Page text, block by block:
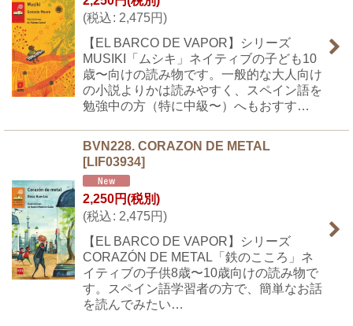
(税込: 2,475円)
【EL BARCO DE VAPOR】シリーズ
MUSIKI「ムシキ」ネイティブの子ども10
歳〜向けの読み物です。一般的な大人向け
の小説よりかは読みやすく、スペイン語を
勉強中の方（特に中級〜）へもおすす…
BVN228. CORAZON DE METAL
[LIF03934]
2,250円(税別)
(税込: 2,475円)
【EL BARCO DE VAPOR】シリーズ
CORAZÓN DE METAL「鉄のこころ」ネ
イティブの子供8歳〜10歳向けの読み物で
す。スペイン語学習者の方で、簡単なお話
を読んでみたい…